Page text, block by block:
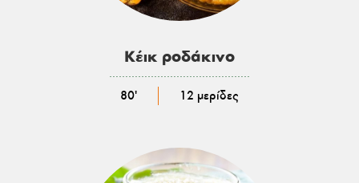
Κέικ ροδάκινο
………………………………………………
80'
12 μερίδες